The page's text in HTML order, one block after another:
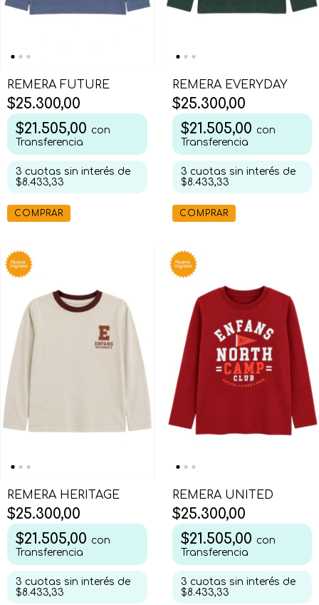
REMERA FUTURE
$25.300,00
$21.505,00 con
Transferencia
3 cuotas sin interés de
$8.433,33
COMPRAR
REMERA EVERYDAY
$25.300,00
$21.505,00 con
Transferencia
3 cuotas sin interés de
$8.433,33
COMPRAR
REMERA HERITAGE
$25.300,00
$21.505,00 con
Transferencia
3 cuotas sin interés de
$8.433,33
REMERA UNITED
$25.300,00
$21.505,00 con
Transferencia
3 cuotas sin interés de
$8.433,33